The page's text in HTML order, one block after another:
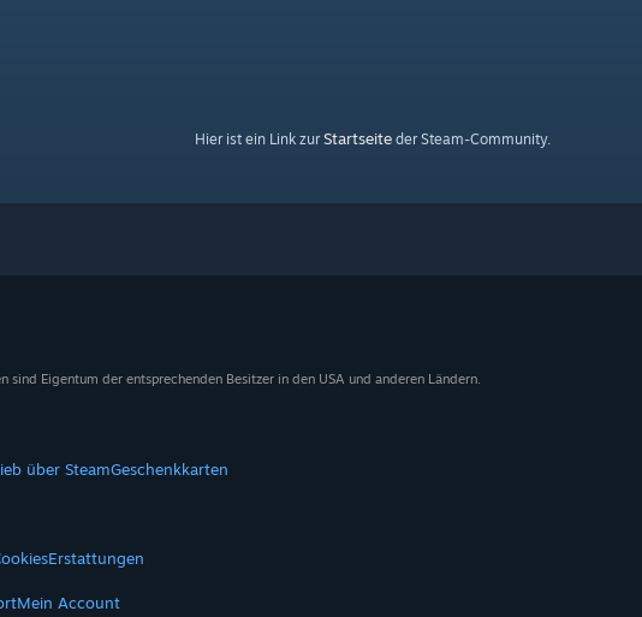
Hier ist ein Link zurStartseite der Steam-Community.
Eigentum der entsprechenden Besitzer in den USA und anderen Ländern.
über SteamGeschenkkarten
Erstattungen
Mein Account